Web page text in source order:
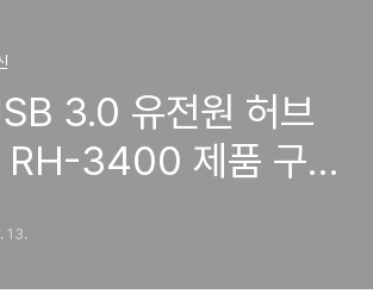
3.0 유전원 허브
3400 제품 구입
13.